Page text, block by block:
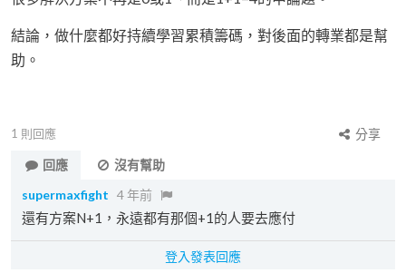
結論，做什麼都好持續學習累積籌碼，對後面的轉業都是幫
助。
1 則回應
分享
回應
沒有幫助
supermaxfight 4 年前
還有方案N+1，永遠都有那個+1的人要去應付
登入發表回應